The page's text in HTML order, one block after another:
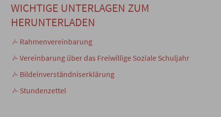
WICHTIGE UNTERLAGEN ZUM
HERUNTERLADEN
Rahmenvereinbarung
Vereinbarung über das Freiwillige Soziale Schuljahr
Bildeinverständniserklärung
Stundenzettel